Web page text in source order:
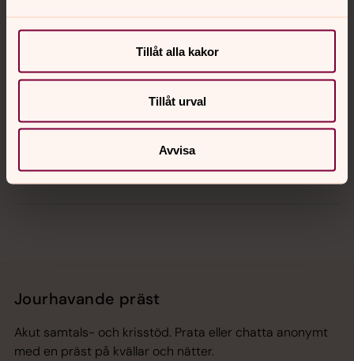
Tillåt alla kakor
Tillåt urval
Avvisa
Hitta snabbt
Sociala kanaler
Jourhavande präst
Akut samtals- och krisstöd. Prata eller chatta anonymt
med en präst på kvällar och nätter.